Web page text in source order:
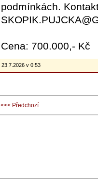
podmínkách.
Cena: 700.000,- Kč
23.7.2026 v 0:53
<<< Předchozí